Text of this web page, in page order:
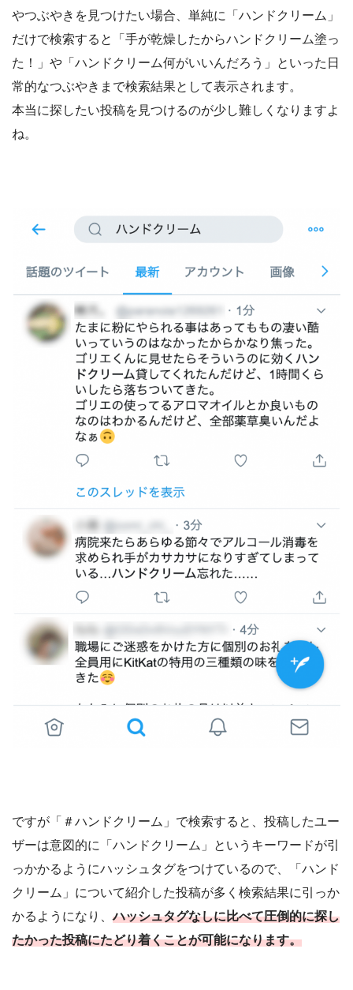
やつぶやきを見つけたい場合、単純に「ハンドクリーム」
だけで検索すると「手が乾燥したからハンドクリーム塗っ
た！」や「ハンドクリーム何がいいんだろう」といった日
常的なつぶやきまで検索結果として表示されます。
本当に探したい投稿を見つけるのが少し難しくなりますよ
ね。
ですが「＃ハンドクリーム」で検索すると、投稿したユー
ザーは意図的に「ハンドクリーム」というキーワードが引
っかかるようにハッシュタグをつけているので、「ハンド
クリーム」について紹介した投稿が多く検索結果に引っか
かるようになり、ハッシュタグなしに比べて圧倒的に探し
たかった投稿にたどり着くことが可能になります。